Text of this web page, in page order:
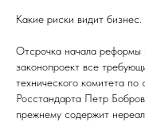
Какие риски видит бизнес.
Отсрочка начала реформы
законопроект все
технического комитета по
Росстандарта Петр
прежнему содержит